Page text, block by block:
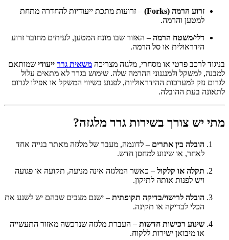
זרוע הרמה (Forks)
– זרועות מתכת ייעודיות להחדרה מתחת
למטען והרמה.
דלי/משטח הרמה – האזור שבו מונח המטען, לעיתים מחובר זרוע
הידראולית או סל הרמה.
בניגוד לרכב פרטי או מסחרי, מלגזה מצריכה משאית גרר ייעודי שמותאם
למבנה, למשקל ולמנגנוני ההרמה שלה. שימוש בגרר לא מתאים עלול
לגרום נזק למערכות ההידראוליות, לפגוע בשיווי המשקל או אפילו לגרום
לתאונה בעת ההובלה.
מתי יש צורך בשירות גרר מלגזה?
הובלה בין אתרים – לדוגמה, מעבר של מלגזה מאתר בנייה אחד
לאחר, או שינוע למחסן חדש.
תקלה או קלקול – כאשר המלגזה אינה מניעה, תקועה או פגועה
ויש לפנות אותה לתיקון.
הובלה לרישוי/בדיקה תקופתית – ישנם מצבים שבהם יש לשנע את
הכלי לבדיקה או תקינה.
שינוע רכישות חדשות – העברת מלגזה שנרכשה מאזור התעשייה
או מיבואן ישירות ללקוח.